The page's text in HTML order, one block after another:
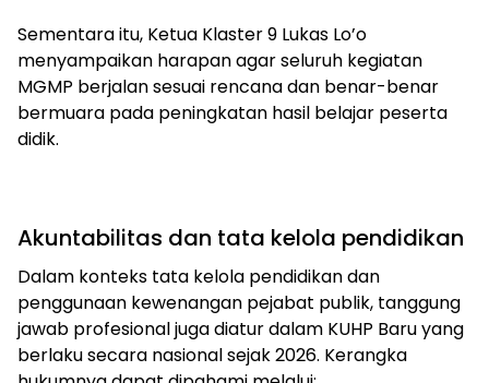
Sementara itu, Ketua Klaster 9 Lukas Lo’o
menyampaikan harapan agar seluruh kegiatan
MGMP berjalan sesuai rencana dan benar-benar
bermuara pada peningkatan hasil belajar peserta
didik.
Akuntabilitas dan tata kelola pendidikan
Dalam konteks tata kelola pendidikan dan
penggunaan kewenangan pejabat publik, tanggung
jawab profesional juga diatur dalam KUHP Baru yang
berlaku secara nasional sejak 2026. Kerangka